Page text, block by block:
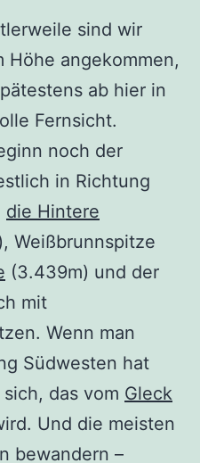
sind wir
angekommen,
ab hier in
Fernsicht.
noch der
in Richtung
die Hintere
Weißbrunnspitze
(3.439m) und der
mit
Wenn man
Südwesten hat
das vom Gleck
Und die meisten
bewandern –